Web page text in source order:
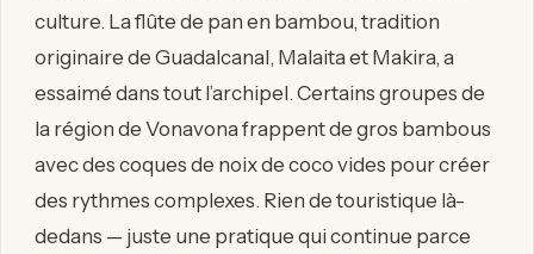
culture. La flûte de pan en bambou, tradition
originaire de Guadalcanal, Malaita et Makira, a
essaimé dans tout l’archipel. Certains groupes de
la région de Vonavona frappent de gros bambous
avec des coques de noix de coco vides pour créer
des rythmes complexes. Rien de touristique là-
dedans — juste une pratique qui continue parce